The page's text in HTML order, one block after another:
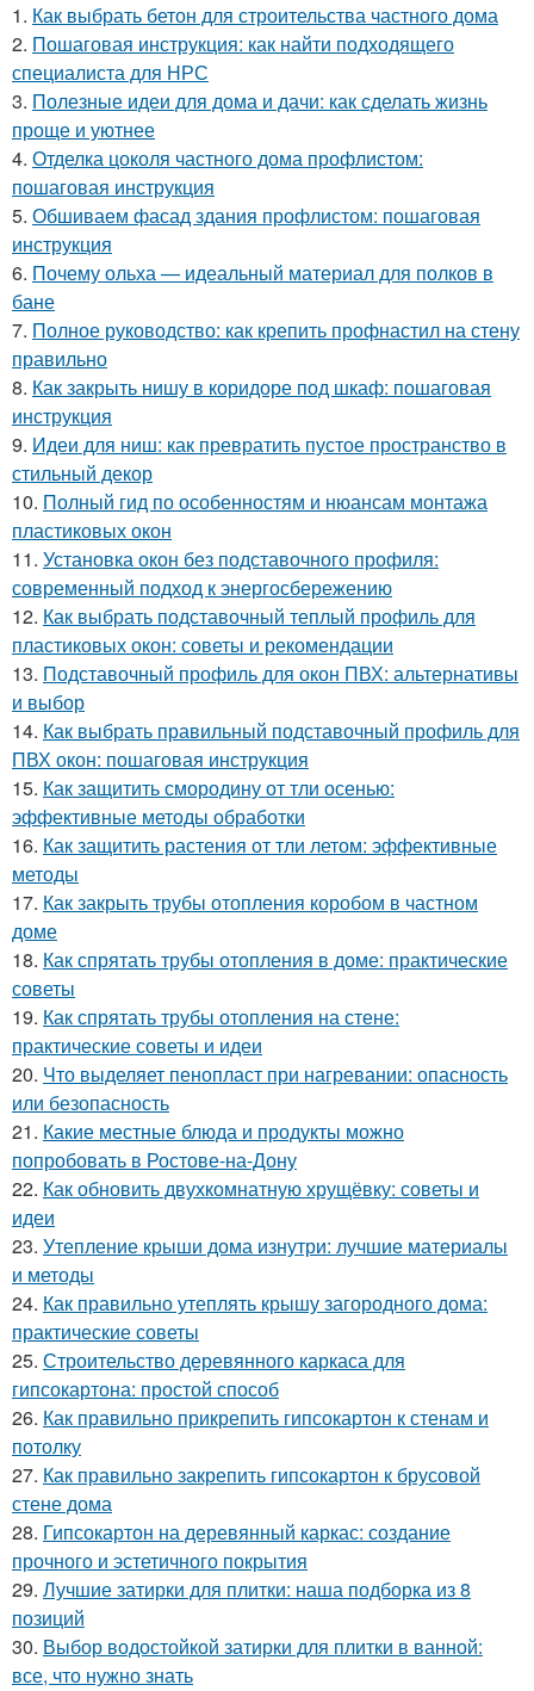
1. Как выбрать бетон для строительства частного дома
2. Пошаговая инструкция: как найти подходящего
специалиста для НРС
3. Полезные идеи для дома и дачи: как сделать жизнь
проще и уютнее
4. Отделка цоколя частного дома профлистом:
пошаговая инструкция
5. Обшиваем фасад здания профлистом: пошаговая
инструкция
6. Почему ольха — идеальный материал для полков в
бане
7. Полное руководство: как крепить профнастил на стену
правильно
8. Как закрыть нишу в коридоре под шкаф: пошаговая
инструкция
9. Идеи для ниш: как превратить пустое пространство в
стильный декор
10. Полный гид по особенностям и нюансам монтажа
пластиковых окон
11. Установка окон без подставочного профиля:
современный подход к энергосбережению
12. Как выбрать подставочный теплый профиль для
пластиковых окон: советы и рекомендации
13. Подставочный профиль для окон ПВХ: альтернативы
и выбор
14. Как выбрать правильный подставочный профиль для
ПВХ окон: пошаговая инструкция
15. Как защитить смородину от тли осенью:
эффективные методы обработки
16. Как защитить растения от тли летом: эффективные
методы
17. Как закрыть трубы отопления коробом в частном
доме
18. Как спрятать трубы отопления в доме: практические
советы
19. Как спрятать трубы отопления на стене:
практические советы и идеи
20. Что выделяет пенопласт при нагревании: опасность
или безопасность
21. Какие местные блюда и продукты можно
попробовать в Ростове-на-Дону
22. Как обновить двухкомнатную хрущёвку: советы и
идеи
23. Утепление крыши дома изнутри: лучшие материалы
и методы
24. Как правильно утеплять крышу загородного дома:
практические советы
25. Строительство деревянного каркаса для
гипсокартона: простой способ
26. Как правильно прикрепить гипсокартон к стенам и
потолку
27. Как правильно закрепить гипсокартон к брусовой
стене дома
28. Гипсокартон на деревянный каркас: создание
прочного и эстетичного покрытия
29. Лучшие затирки для плитки: наша подборка из 8
позиций
30. Выбор водостойкой затирки для плитки в ванной:
все, что нужно знать